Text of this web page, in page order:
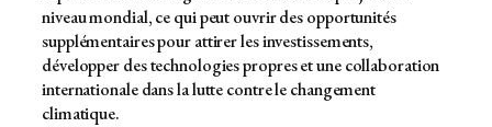
niveau mondial, ce qui peut ouvrir des opportunités
supplémentaires pour attirer les investissements,
développer des technologies propres et une collaboration
internationale dans la lutte contre le changement
climatique.